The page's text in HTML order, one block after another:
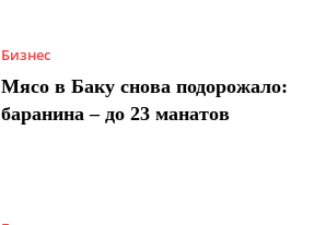
Бизнес
Мясо в Баку снова подорожало:
баранина – до 23 манатов